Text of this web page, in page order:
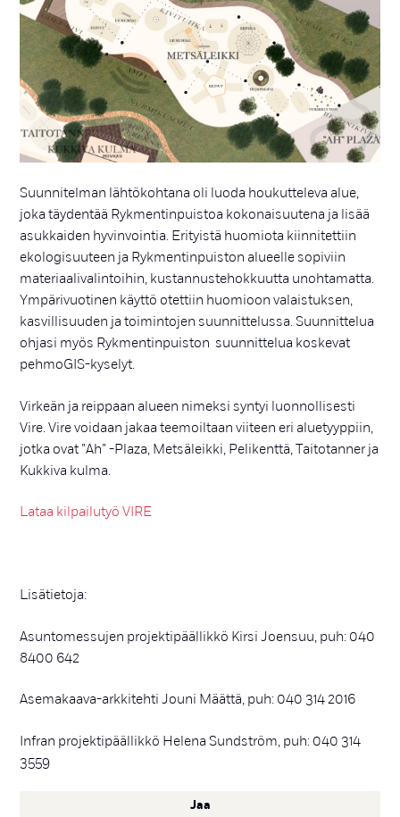
Suunnitelman lähtökohtana oli luoda houkutteleva alue,
joka täydentää Rykmentinpuistoa kokonaisuutena ja lisää
asukkaiden hyvinvointia. Erityistä huomiota kiinnitettiin
ekologisuuteen ja Rykmentinpuiston alueelle sopiviin
materiaalivalintoihin, kustannustehokkuutta unohtamatta.
Ympärivuotinen käyttö otettiin huomioon valaistuksen,
kasvillisuuden ja toimintojen suunnittelussa. Suunnittelua
ohjasi myös Rykmentinpuiston suunnittelua koskevat
pehmoGIS-kyselyt.
Virkeän ja reippaan alueen nimeksi syntyi luonnollisesti
Vire. Vire voidaan jakaa teemoiltaan viiteen eri aluetyyppiin,
jotka ovat ”Ah” -Plaza, Metsäleikki, Pelikenttä, Taitotanner ja
Kukkiva kulma.
Lataa kilpailutyö VIRE
Lisätietoja:
Asuntomessujen projektipäällikkö Kirsi Joensuu, puh: 040
8400 642
Asemakaava-arkkitehti Jouni Määttä, puh: 040 314 2016
Infran projektipäällikkö Helena Sundström, puh: 040 314
3559
Jaa